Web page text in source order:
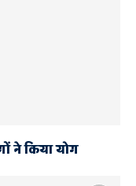
ने किया योग